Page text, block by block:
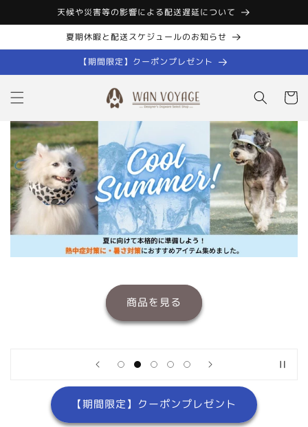
コンテン
ツに進む
天候や災害等の影響による配送遅延について
夏期休暇と配送スケジュールのお知らせ
【期間限定】クーポンプレゼント
ー
商品を見る
【期間限定】クーポンプレゼント